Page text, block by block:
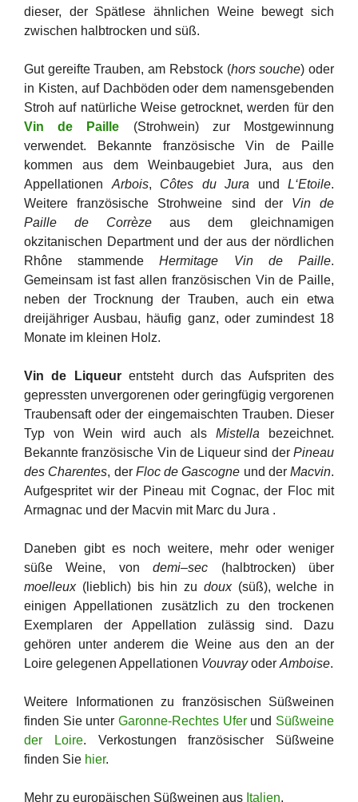
dieser, der Spätlese ähnlichen Weine bewegt sich
zwischen halbtrocken und süß.
Gut gereifte Trauben, am Rebstock (hors souche) oder
in Kisten, auf Dachböden oder dem namensgebenden
Stroh auf natürliche Weise getrocknet, werden für den
Vin de Paille (Strohwein) zur Mostgewinnung
verwendet. Bekannte französische Vin de Paille
kommen aus dem Weinbaugebiet Jura, aus den
Appellationen Arbois, Côtes du Jura und L‘Etoile.
Weitere französische Strohweine sind der Vin de
Paille de Corrèze aus dem gleichnamigen
okzitanischen Department und der aus der nördlichen
Rhône stammendeHermitage Vin de Paille.
Gemeinsam ist fast allen französischen Vin de Paille,
neben der Trocknung der Trauben, auch ein etwa
dreijähriger Ausbau, häufig ganz, oder zumindest 18
Monate im kleinen Holz.
Vin de Liqueurentsteht durch das Aufspriten des
gepressten unvergorenen oder geringfügig vergorenen
Traubensaft oder der eingemaischten Trauben. Dieser
Typ von Wein wird auch alsMistella bezeichnet.
Bekannte französische Vin de Liqueur sind der Pineau
des Charentes, der Floc de Gascogne und der Macvin.
Aufgespritet wir der Pineau mit Cognac, der Floc mit
Armagnac und der Macvin mit Marc du Jura .
Daneben gibt es noch weitere, mehr oder weniger
süße Weine, vondemi–sec (halbtrocken) über
moelleux(lieblich) bis hin zu doux(süß), welche in
einigen Appellationen zusätzlich zu den trockenen
Exemplaren der Appellation zulässig sind. Dazu
gehören unter anderem die Weine aus den an der
Loire gelegenen Appellationen Vouvrayoder Amboise.
Weitere Informationen zu französischen Süßweinen
finden Sie unter Garonne-Rechtes Uferund Süßweine
der Loire. Verkostungen französischer Süßweine
finden Sie hier.
Mehr zu europäischen Süßweinen aus Italien,